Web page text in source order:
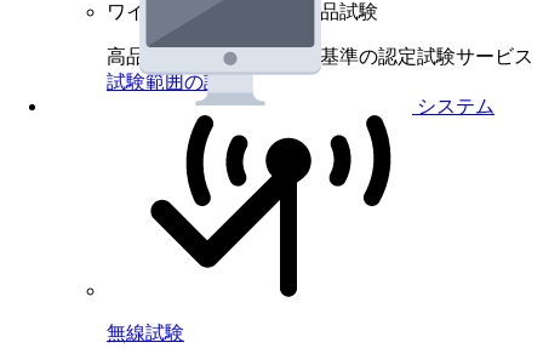
システム
ワイヤレスデバイスの製品試験
高品質規格に基づく国際基準の認定試験サービス
試験範囲の詳細
無線試験